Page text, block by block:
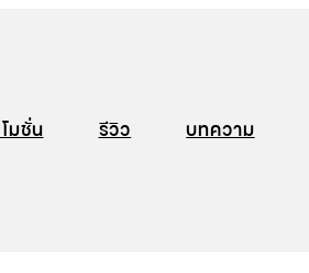
มชั่น รีวิว บทความ